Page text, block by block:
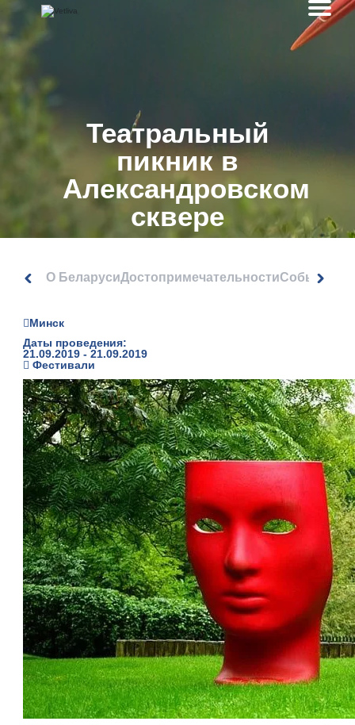
Театральный
пикник в
Александровском
сквере
О БеларусиДостопримечательностиСобытия
Минск
Даты проведения:
21.09.2019 - 21.09.2019
Фестивали